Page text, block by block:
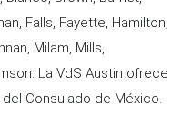
Falls, Fayette, Hamilton,
Milam, Mills,
La VdS Austin ofrece
Consulado de México.